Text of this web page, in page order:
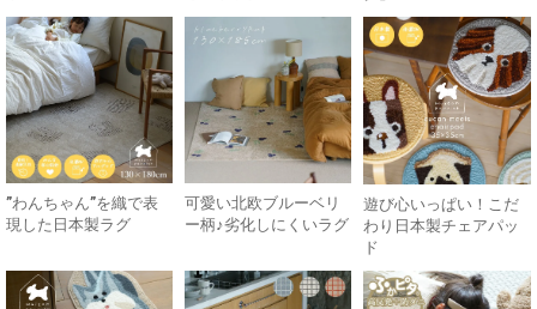
”わんちゃん”を織で表
現した日本製ラグ
可愛い北欧ブルーベリ
ー柄♪劣化しにくいラグ
遊び心いっぱい！こだ
わり日本製チェアパッ
ド